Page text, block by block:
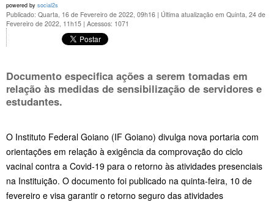
powered by social2s
Publicado: Quarta, 16 de Fevereiro de 2022, 09h16 | Última atualização em Quinta, 24 de
Fevereiro de 2022, 11h15 | Acessos: 1071
Documento especifica ações a serem tomadas em
relação às medidas de sensibilização de servidores e
estudantes.
O Instituto Federal Goiano (IF Goiano) divulga nova portaria com
orientações em relação à exigência da comprovação do ciclo
vacinal contra a Covid-19 para o retorno às atividades presenciais
na Instituição. O documento foi publicado na quinta-feira, 10 de
fevereiro e visa garantir o retorno seguro das atividades